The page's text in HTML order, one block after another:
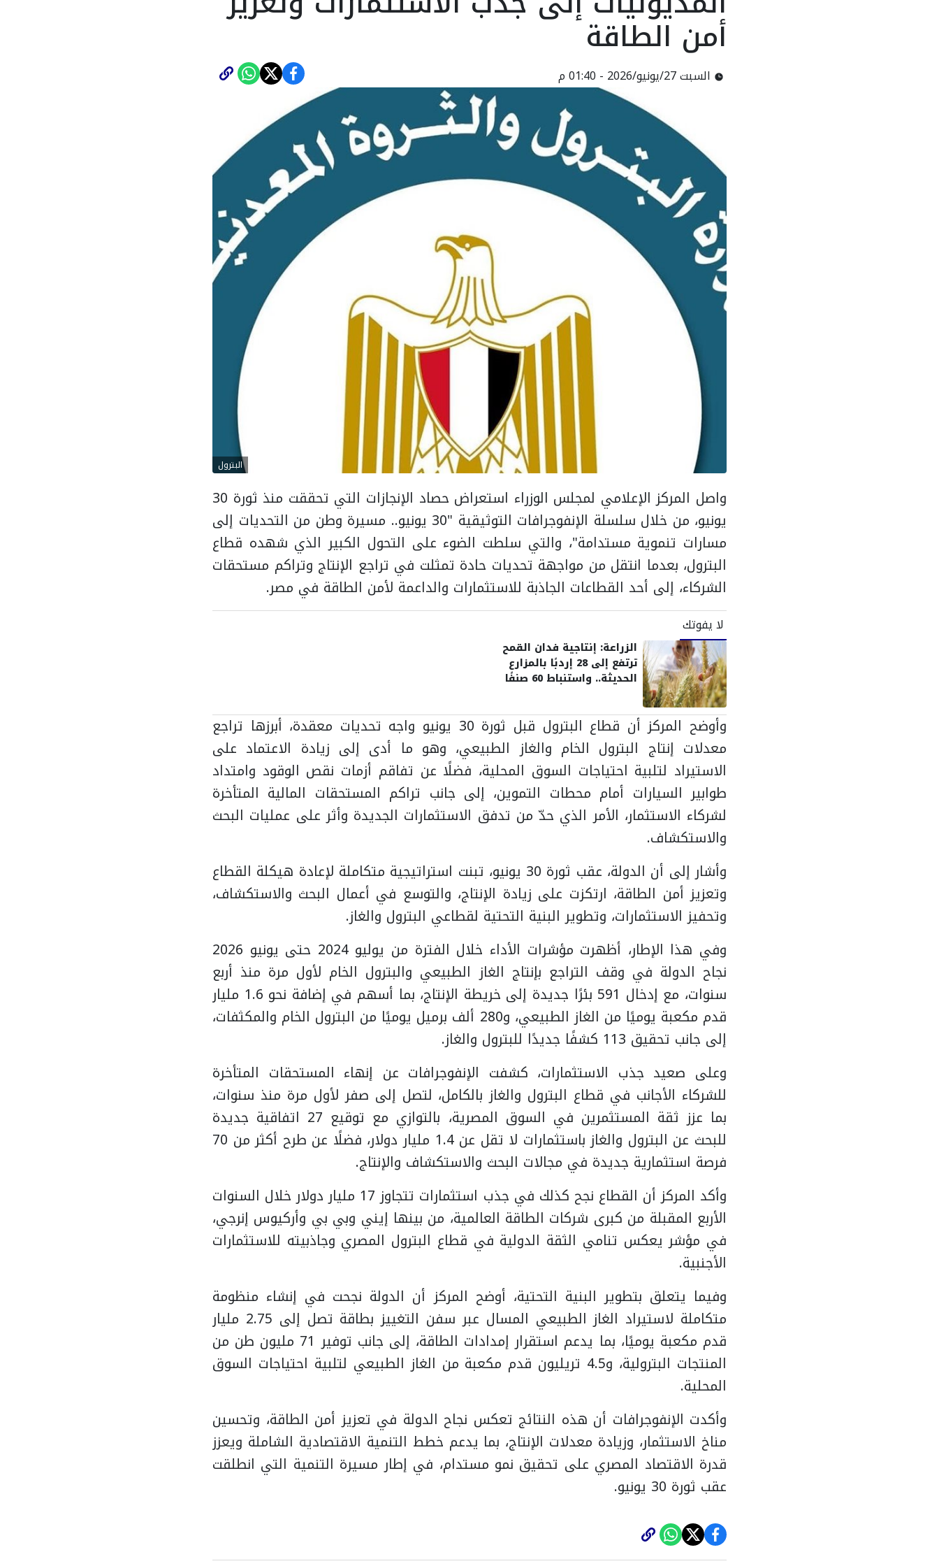
أمن الطاقة
السبت 27/يونيو/2026 - 01:40 م
البترول
واصل المركز الإعلامي لمجلس الوزراء استعراض حصاد الإنجازات التي تحققت منذ ثورة 30
يونيو، من خلال سلسلة الإنفوجرافات التوثيقية "30 يونيو.. مسيرة وطن من التحديات إلى
مسارات تنموية مستدامة"، والتي سلطت الضوء على التحول الكبير الذي شهده قطاع
البترول، بعدما انتقل من مواجهة تحديات حادة تمثلت في تراجع الإنتاج وتراكم مستحقات
الشركاء، إلى أحد القطاعات الجاذبة للاستثمارات والداعمة لأمن الطاقة في مصر.
لا يفوتك
الزراعة: إنتاجية فدان القمح
ترتفع إلى 28 إردبًا بالمزارع
الحديثة.. واستنباط 60 صنفًا
وأوضح المركز أن قطاع البترول قبل ثورة 30 يونيو واجه تحديات معقدة، أبرزها تراجع
معدلات إنتاج البترول الخام والغاز الطبيعي، وهو ما أدى إلى زيادة الاعتماد على
الاستيراد لتلبية احتياجات السوق المحلية، فضلًا عن تفاقم أزمات نقص الوقود وامتداد
طوابير السيارات أمام محطات التموين، إلى جانب تراكم المستحقات المالية المتأخرة
لشركاء الاستثمار، الأمر الذي حدّ من تدفق الاستثمارات الجديدة وأثر على عمليات البحث
والاستكشاف.
وأشار إلى أن الدولة، عقب ثورة 30 يونيو، تبنت استراتيجية متكاملة لإعادة هيكلة القطاع
وتعزيز أمن الطاقة، ارتكزت على زيادة الإنتاج، والتوسع في أعمال البحث والاستكشاف،
وتحفيز الاستثمارات، وتطوير البنية التحتية لقطاعي البترول والغاز.
وفي هذا الإطار، أظهرت مؤشرات الأداء خلال الفترة من يوليو 2024 حتى يونيو 2026
نجاح الدولة في وقف التراجع بإنتاج الغاز الطبيعي والبترول الخام لأول مرة منذ أربع
سنوات، مع إدخال 591 بئرًا جديدة إلى خريطة الإنتاج، بما أسهم في إضافة نحو 1.6 مليار
قدم مكعبة يوميًا من الغاز الطبيعي، و280 ألف برميل يوميًا من البترول الخام والمكثفات،
إلى جانب تحقيق 113 كشفًا جديدًا للبترول والغاز.
وعلى صعيد جذب الاستثمارات، كشفت الإنفوجرافات عن إنهاء المستحقات المتأخرة
للشركاء الأجانب في قطاع البترول والغاز بالكامل، لتصل إلى صفر لأول مرة منذ سنوات،
بما عزز ثقة المستثمرين في السوق المصرية، بالتوازي مع توقيع 27 اتفاقية جديدة
للبحث عن البترول والغاز باستثمارات لا تقل عن 1.4 مليار دولار، فضلًا عن طرح أكثر من 70
فرصة استثمارية جديدة في مجالات البحث والاستكشاف والإنتاج.
وأكد المركز أن القطاع نجح كذلك في جذب استثمارات تتجاوز 17 مليار دولار خلال السنوات
الأربع المقبلة من كبرى شركات الطاقة العالمية، من بينها إيني وبي بي وأركيوس إنرجي،
في مؤشر يعكس تنامي الثقة الدولية في قطاع البترول المصري وجاذبيته للاستثمارات
الأجنبية.
وفيما يتعلق بتطوير البنية التحتية، أوضح المركز أن الدولة نجحت في إنشاء منظومة
متكاملة لاستيراد الغاز الطبيعي المسال عبر سفن التغييز بطاقة تصل إلى 2.75 مليار
قدم مكعبة يوميًا، بما يدعم استقرار إمدادات الطاقة، إلى جانب توفير 71 مليون طن من
المنتجات البترولية، و4.5 تريليون قدم مكعبة من الغاز الطبيعي لتلبية احتياجات السوق
المحلية.
وأكدت الإنفوجرافات أن هذه النتائج تعكس نجاح الدولة في تعزيز أمن الطاقة، وتحسين
مناخ الاستثمار، وزيادة معدلات الإنتاج، بما يدعم خطط التنمية الاقتصادية الشاملة ويعزز
قدرة الاقتصاد المصري على تحقيق نمو مستدام، في إطار مسيرة التنمية التي انطلقت
عقب ثورة 30 يونيو.